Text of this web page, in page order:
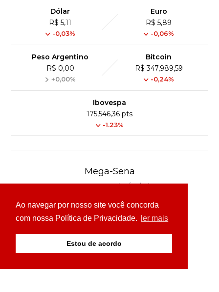
Ao navegar por nosso site você concorda
com nossa Política de Privacidade.
ler mais
Estou de acordo
Dólar
R$ 5,11
-0,03%
Euro
R$ 5,89
-0,06%
Peso Argentino
R$ 0,00
+0,00%
Bitcoin
R$ 347,989,59
-0,24%
Ibovespa
175,546,36 pts
-1.23%
Mega-Sena
Concurso 3041 (06/08/26)
16 21 24 31 43